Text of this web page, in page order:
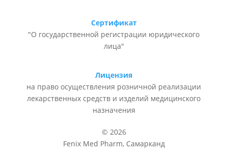
Сертификат
"О государственной регистрации юридического
лица"
Лицензия
на право осуществления розничной реализации
лекарственных средств и изделий медицинского
назначения
© 2026
Fenix Med Pharm, Самарканд